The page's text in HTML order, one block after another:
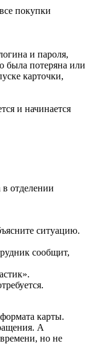
покупки
и пароля,
была потеряна или
карточки,
и начинается
отделении
ситуацию.
сообщит,
карты.
А
но не